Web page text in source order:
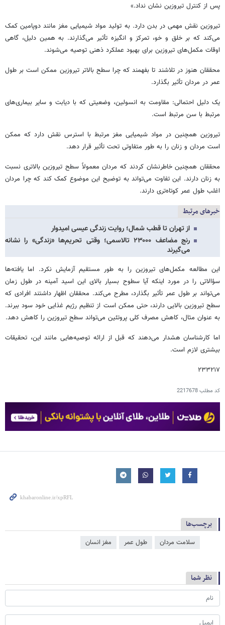
پس از کنترل تیروزین نشان نداد.»
تیروزین نقش مهمی در بدن دارد. به تولید مواد شیمیایی مغز مانند دوپامین کمک
می‌کند که بر خلق و خو، تمرکز و انگیزه تأثیر می‌گذارند. به همین دلیل، گاهی
اوقات مکمل‌های تیروزین برای بهبود عملکرد ذهنی توصیه می‌شوند.
محققان هنوز در تلاشند تا بفهمند که چرا سطح بالاتر تیروزین ممکن است بر طول
عمر در مردان تأثیر بگذارد.
یک دلیل احتمالی: مقاومت به انسولین، وضعیتی که با دیابت و سایر بیماری‌های
مرتبط با سن مرتبط است.
تیروزین همچنین در مواد شیمیایی مغز مرتبط با استرس نقش دارد که ممکن
است مردان و زنان را به طور متفاوتی تحت تأثیر قرار دهد.
محققان همچنین خاطرنشان کردند که مردان معمولاً سطح تیروزین بالاتری نسبت
به زنان دارند. این تفاوت می‌تواند به توضیح این موضوع کمک کند که چرا مردان
اغلب طول عمر کوتاه‌تری دارند.
خبرهای مرتبط
از تهران تا قطب شمال؛ روایت زندگی عیسی امیدوار
رنج مضاعف ۲۳۰۰۰ تالاسمی؛ وقتی تحریم‌ها «زندگی» را نشانه
می‌گیرند
این مطالعه مکمل‌های تیروزین را به طور مستقیم آزمایش نکرد. اما یافته‌ها
سؤالاتی را در مورد اینکه آیا سطوح بسیار بالای این اسید آمینه در طول زمان
می‌تواند بر طول عمر تأثیر بگذارد، مطرح می‌کند. محققان اظهار داشتند افرادی که
سطح تیروزین بالایی دارند، حتی ممکن است از تنظیم رژیم غذایی خود سود ببرند.
به عنوان مثال، کاهش مصرف کلی پروتئین می‌تواند سطح تیروزین را کاهش دهد.
اما کارشناسان هشدار می‌دهند که قبل از ارائه توصیه‌هایی مانند این، تحقیقات
بیشتری لازم است.
۲۳۳۲۱۷
کد مطلب2217678
برچسب‌ها
سلامت مردان طول عمر مغز انسان
نظر شما